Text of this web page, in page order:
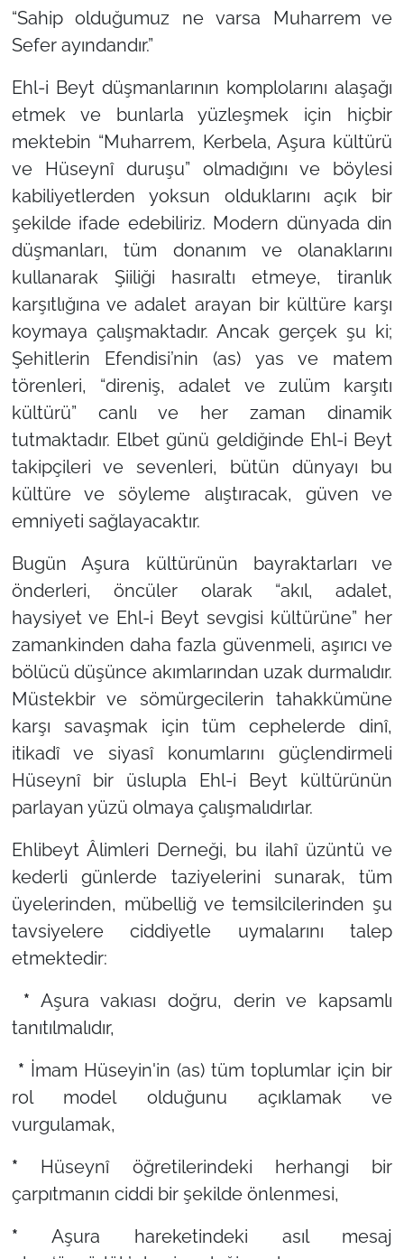
“Sahip olduğumuz ne varsa Muharrem ve
Sefer ayındandır.”
Ehl-i Beyt düşmanlarının komplolarını alaşağı
etmek ve bunlarla yüzleşmek için hiçbir
mektebin “Muharrem, Kerbela, Aşura kültürü
ve Hüseynî duruşu” olmadığını ve böylesi
kabiliyetlerden yoksun olduklarını açık bir
şekilde ifade edebiliriz. Modern dünyada din
düşmanları, tüm donanım ve olanaklarını
kullanarak Şiiliği hasıraltı etmeye, tiranlık
karşıtlığına ve adalet arayan bir kültüre karşı
koymaya çalışmaktadır. Ancak gerçek şu ki;
Şehitlerin Efendisi’nin (as) yas ve matem
törenleri, “direniş, adalet ve zulüm karşıtı
kültürü” canlı ve her zaman dinamik
tutmaktadır. Elbet günü geldiğinde Ehl-i Beyt
takipçileri ve sevenleri, bütün dünyayı bu
kültüre ve söyleme alıştıracak, güven ve
emniyeti sağlayacaktır.
Bugün Aşura kültürünün bayraktarları ve
önderleri, öncüler olarak “akıl, adalet,
haysiyet ve Ehl-i Beyt sevgisi kültürüne” her
zamankinden daha fazla güvenmeli, aşırıcı ve
bölücü düşünce akımlarından uzak durmalıdır.
Müstekbir ve sömürgecilerin tahakkümüne
karşı savaşmak için tüm cephelerde dinî,
itikadî ve siyasî konumlarını güçlendirmeli
Hüseynî bir üslupla Ehl-i Beyt kültürünün
parlayan yüzü olmaya çalışmalıdırlar.
Ehlibeyt Âlimleri Derneği, bu ilahî üzüntü ve
kederli günlerde taziyelerini sunarak, tüm
üyelerinden, mübelliğ ve temsilcilerinden şu
tavsiyelere ciddiyetle uymalarını talep
etmektedir:
*Aşura vakıası doğru, derin ve kapsamlı
tanıtılmalıdır,
* İmam Hüseyin'in (as) tüm toplumlar için bir
rol model olduğunu açıklamak ve
vurgulamak,
* Hüseynî öğretilerindeki herhangi bir
çarpıtmanın ciddi bir şekilde önlenmesi,
*Aşura hareketindeki asıl mesaj